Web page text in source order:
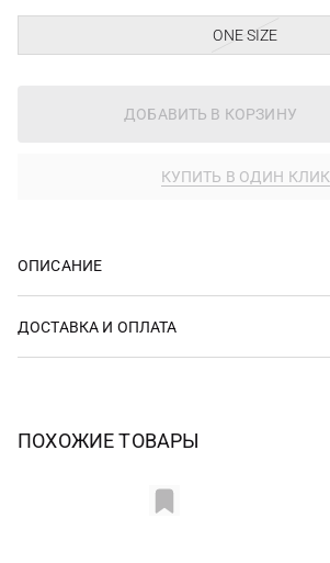
ONE SIZE
ДОБАВИТЬ В КОРЗИНУ
КУПИТЬ В ОДИН КЛИК
ОПИСАНИЕ
ДОСТАВКА И ОПЛАТА
ПОХОЖИЕ ТОВАРЫ